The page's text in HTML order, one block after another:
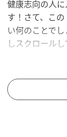
健康志向の人
す！さて、こ
い何のことで
しスクロールし